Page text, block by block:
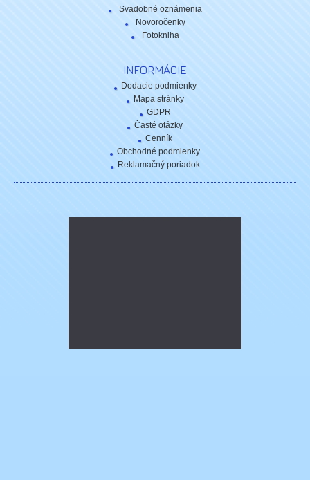
Svadobné oznámenia
Novoročenky
Fotokniha
INFORMÁCIE
Dodacie podmienky
Mapa stránky
GDPR
Časté otázky
Cenník
Obchodné podmienky
Reklamačný poriadok